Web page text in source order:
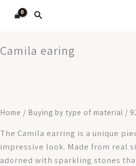
Search
Camila earing
Home / Buying by type of material /
The Camila earring is a unique
impressive look. Made from real
adorned with sparkling stones